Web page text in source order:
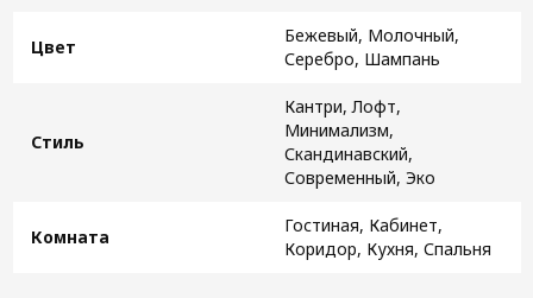
Цвет
Бежевый, Молочный,
Серебро, Шампань
Стиль
Кантри, Лофт,
Минимализм,
Скандинавский,
Современный, Эко
Комната
Гостиная, Кабинет,
Коридор, Кухня, Спальня